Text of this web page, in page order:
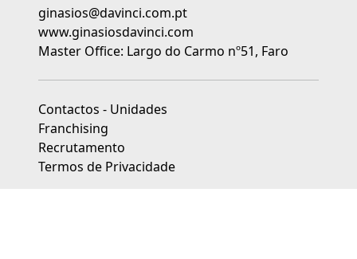
ginasios@davinci.com.pt
www.ginasiosdavinci.com
Master Office: Largo do Carmo nº51, Faro
Contactos - Unidades
Franchising
Recrutamento
Termos de Privacidade